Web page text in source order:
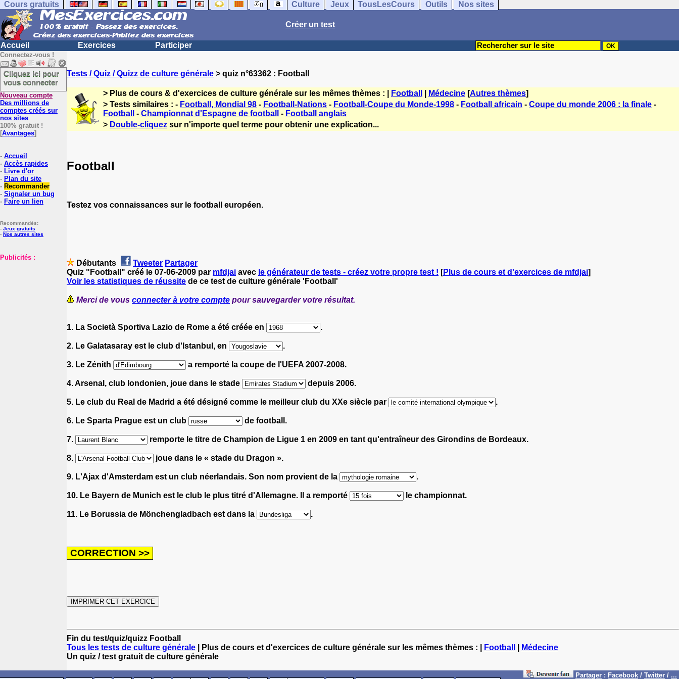
Cours gratuits Culture Jeux TousLesCours Outils Nos sites
Créer un test
Accueil Exercices Participer
Connectez-vous !
Cliquez ici pour
vous connecter
Nouveau compte
Des millions de
comptes créés sur
nos sites
100% gratuit !
[Avantages]
- Accueil
- Accès rapides
- Livre d'or
- Plan du site
- Recommander
- Signaler un bug
- Faire un lien
Recommandés:
- Jeux gratuits
- Nos autres sites
Publicités :
Tests / Quiz / Quizz de culture générale > quiz n°63362 : Football
> Plus de cours & d'exercices de culture générale sur les mêmes thèmes : | Football Médecine [Autres thèmes]
> Tests similaires : - Football, Mondial 98 - Football-Nations - Football-Coupe du Monde-1998 - Football africain - Coupe du monde 2006 : la finale -
Football
- Championnat d'Espagne de football - Football anglais
> Double-cliquez sur n'importe quel terme pour obtenir une explication...
Football
Testez vos connaissances sur le football européen.
Débutants Tweeter Partager
Quiz "Football" créé le 07-06-2009 par mfdjai avec le générateur de tests - créez votre propre test ! [Plus de cours et d'exercices de mfdjai]
Voir les statistiques de réussite de ce test de culture générale 'Football'
Merci de vous connecter à votre compte pour sauvegarder votre résultat.
1. La Società Sportiva Lazio de Rome a été créée en .
2. Le Galatasaray est le club d'Istanbul, en .
3. Le Zénith a remporté la coupe de l'UEFA 2007-2008.
4. Arsenal, club londonien, joue dans le stade depuis 2006.
5. Le club du Real de Madrid a été désigné comme le meilleur club du XXe siècle par .
6. Le Sparta Prague est un club de football.
7. remporte le titre de Champion de Ligue 1 en 2009 en tant qu'entraîneur des Girondins de Bordeaux.
8. joue dans le « stade du Dragon ».
9. L'Ajax d'Amsterdam est un club néerlandais. Son nom provient de la .
10. Le Bayern de Munich est le club le plus titré d'Allemagne. Il a remporté le championnat.
11. Le Borussia de Mönchengladbach est dans la .
Fin du test/quiz/quizz Football
Tous les tests de culture générale | Plus de cours et d'exercices de culture générale sur les mêmes thèmes : | Football
Médecine
Un quiz / test gratuit de culture générale
Partager : Facebook / Twitter / ...